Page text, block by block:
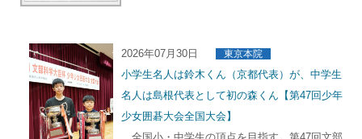
2026年07月30日 東京本院
小学生名人は鈴木くん（京都代表）が、中学生
名人は島根代表として初の森くん【第47回少年
少女囲碁大会全国大会】